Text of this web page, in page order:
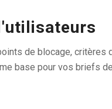
de blocage, critères
base pour vos briefs